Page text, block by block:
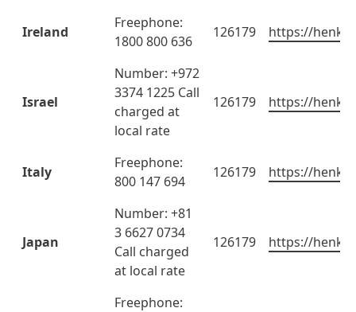
Ireland
Freephone:
1800 800 636
126179 https://
Israel
Number: +972
3374 1225 Call
charged at
local rate
126179 https://
Italy
Freephone:
800 147 694
126179 https://
Japan
Number: +81
3 6627 0734
Call charged
at local rate
126179 https://
Freephone: